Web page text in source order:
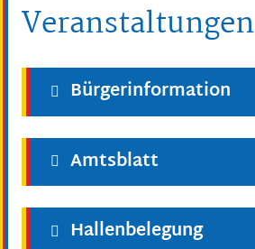
Veranstaltungen
Bürgerinformation
Amtsblatt
Hallenbelegung